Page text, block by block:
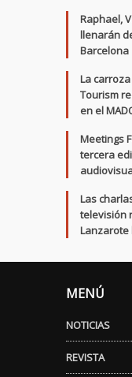
Raphael,
llenarán
Barcelona
La
Tourism
en el
Meetings
tercera
Las
televisión
Lanzarote
MENÚ
NOTICIAS
REVISTA